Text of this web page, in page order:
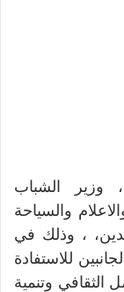
وزير الشباب
والسياحة
، وذلك في
للاستفادة
وتنمية